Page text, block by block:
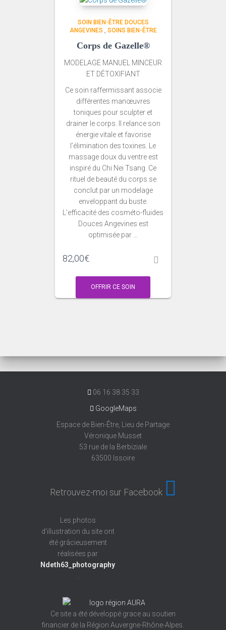
SOIN BIEN-ÊTRE DOUCES
ANGEVINES , SOINS BIEN-ÊTRE
Corps de Gazelle®
MODELAGE MANUEL MINCEUR
ET DÉTOXIFIANT
Ce soin raffermissant associe
différentes manœuvres
toniques pour sculpter et
drainer le corps. Il relance son
énergie vitale et favorise
l’élimination des toxines. Le
massage doux du ventre est
inspiré du Chi Nei Tsang. Ce
rituel de beauté du corps se
conclut par un modelage
enveloppant du buste.
L’efficacité des cosméto-fluides
Douces Angevines est
optimisée par …
82,00€
OFFRIR CE SOIN
06 16 38 35 33
GoogleMaps
Espace de Bien-Être, Lieu de Partage
Véronique Musset
53 rue de la Berbiziale
63500 Issoire
Retrouvez-moi sur Facebook
Les photos
d'illustration du site ont
été grâcieusement
réalisées par
Ndeth63_photography
Ce site a été développé grace au soutien
financier de la Région Auvergne-Rhône-Alpes.